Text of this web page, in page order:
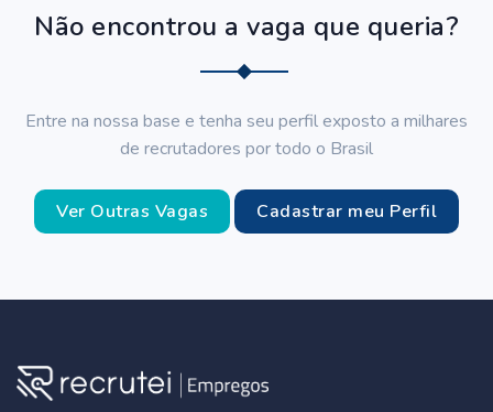
Não encontrou a vaga que queria?
Entre na nossa base e tenha seu perfil exposto a milhares
de recrutadores por todo o Brasil
Ver Outras Vagas Cadastrar meu Perfil